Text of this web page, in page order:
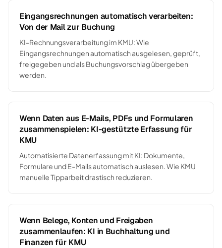
Eingangsrechnungen automatisch verarbeiten:
Von der Mail zur Buchung
KI-Rechnungsverarbeitung im KMU: Wie
Eingangsrechnungen automatisch ausgelesen, geprüft,
freigegeben und als Buchungsvorschlag übergeben
werden.
Wenn Daten aus E-Mails, PDFs und Formularen
zusammenspielen: KI-gestützte Erfassung für
KMU
Automatisierte Datenerfassung mit KI: Dokumente,
Formulare und E-Mails automatisch auslesen. Wie KMU
manuelle Tipparbeit drastisch reduzieren.
Wenn Belege, Konten und Freigaben
zusammenlaufen: KI in Buchhaltung und
Finanzen für KMU